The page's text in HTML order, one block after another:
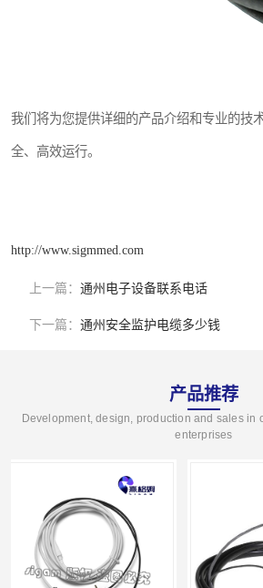
我们将为您提供详细的产品介绍和专业的技
全、高效运行。
http://www.sigmmed.com
上一篇： 通州电子设备联系电话
下一篇： 通州安全监护电缆多少钱
产品推荐
Development, design, production and sales in
enterprises